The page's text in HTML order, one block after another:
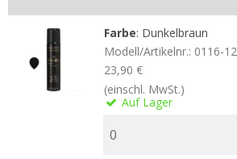
Farbe: Dunkelbraun
Modell/Artikelnr.: 0116-
23,90 €
(einschl. MwSt.)
Auf Lager